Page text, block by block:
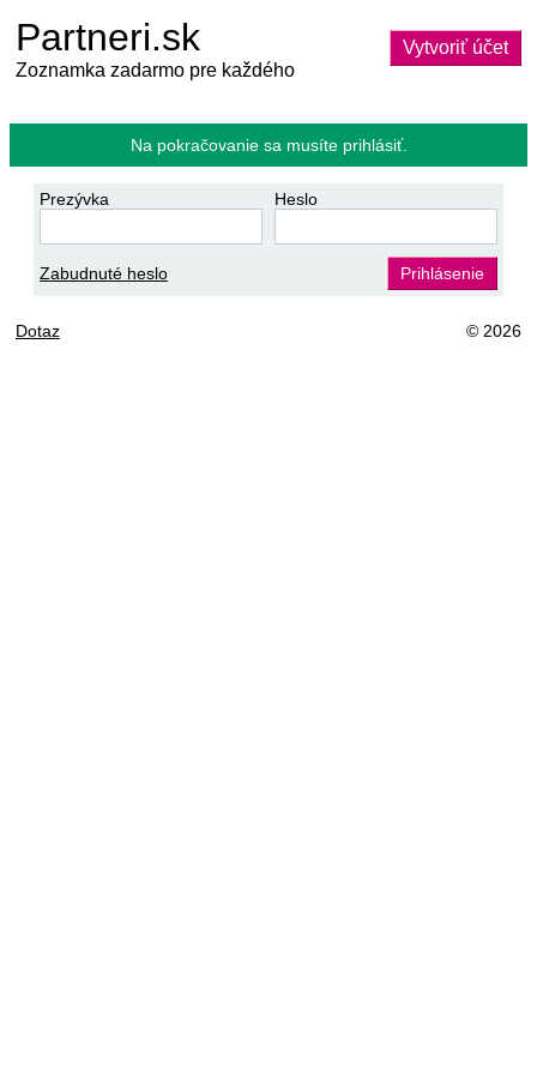
Partneri.sk
Zoznamka zadarmo pre každého
Vytvoriť účet
Na pokračovanie sa musíte prihlásiť.
Prezývka Heslo
Zabudnuté heslo Prihlásenie
Dotaz © 2026